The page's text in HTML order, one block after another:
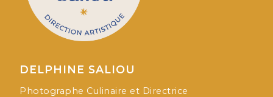
DELPHINE SALIOU
Photographe Culinaire et Directrice